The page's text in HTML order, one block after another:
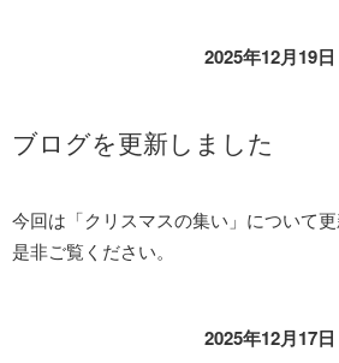
2025年12月19日
ブログを更新しました
今回は「クリスマスの集い」について更
是非ご覧ください。
2025年12月17日